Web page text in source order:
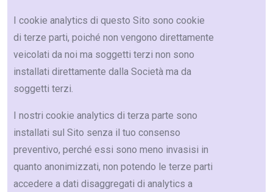
I cookie analytics di questo Sito sono cookie
di terze parti, poiché non vengono direttamente
veicolati da noi ma soggetti terzi non sono
installati direttamente dalla Società ma da
soggetti terzi.
I nostri cookie analytics di terza parte sono
installati sul Sito senza il tuo consenso
preventivo, perché essi sono meno invasisi in
quanto anonimizzati, non potendo le terze parti
accedere a dati disaggregati di analytics a